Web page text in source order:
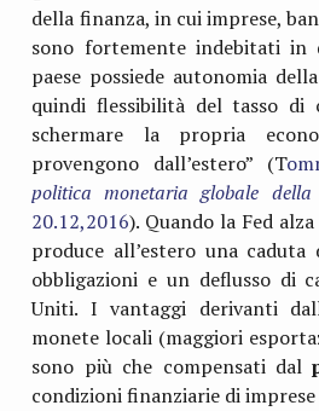
della finanza, in cui imprese,
sono fortemente indebitati in
paese possiede autonomia
quindi flessibilità del tasso di
schermare la propria
provengono dall’estero” (T
politica monetaria globale della
20.12,2016). Quando la Fed
produce all’estero una
obbligazioni e un deflusso di
Uniti. I vantaggi derivanti
monete locali (maggiori
sono più che compensati dal
condizioni finanziarie di